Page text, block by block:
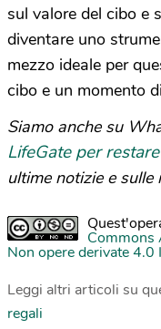
sul valore del cibo e
diventare uno
mezzo ideale per
cibo e un momento
Siamo anche su
LifeGate per
ultime notizie e
Commons
Non opere derivate 4.0
Leggi altri articoli su
regali